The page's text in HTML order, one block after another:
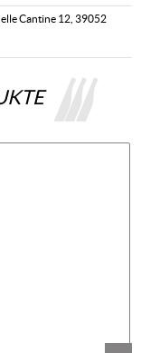
Cantine 12, 39052